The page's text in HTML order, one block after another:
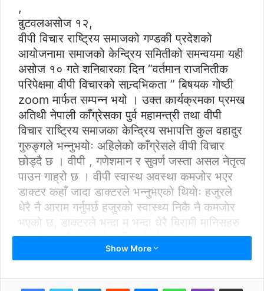
,
बुटवलअसोज १२,
वीपी विचार राष्ट्रिय समाजको गण्डकी प्रदेशको
आयोजनामा समाजको केन्द्रिय समितीको समन्वयमा यही
असोज १० गते शनिबारका दिन “वर्तमान राजनितीक
परिपेक्षमा वीपी विचारको सान्र्दभिकता ” बिषयक गोष्ठी
zoom मार्फत सम्पन्न भयो । उक्त कार्यक्रमका प्रमख
अतिथी नेपाली काँग्रेसका पुर्व महामन्त्री तथा वीपी
विचार राष्ट्रिय समाजका केन्द्रिय सभापत्ति कुल वहादुर
गुरुङ्गले भन्नुभयोः अहिलेको काँग्रेसले वीपी विचार
छोड्दै छ । वीपी , गणेशमान र सुवर्ण जस्ता असल नेतृत्व
पाउन गाह्रो छ । वीपी स्वास्थ अवस्था कमजोर भएर
डाक्टर कहाँ जादा डाक्टरले भन्नुभएकाे थियाेः हजुरले
धेरै नै आराम गर्नुपर्छ हजुरकाे स्वास्थ्य निकै नै कमजाेर
भएकाे छ, डाक्टरले भन्दा म भन्दा धेरै बिरामी मानिसहरु
छन् देशमा मैले देशको लागि गर्नुपर्छ भने,एक महान
व्यक्ति वीपी थिए र वास्तवमा भन्ने हो भने वीपी को
Show More
LinkedInReddit MessengerWhatsAppViber Share via Email